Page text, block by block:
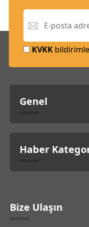
KVKK
Genel
Haber
Bize Ulaşın